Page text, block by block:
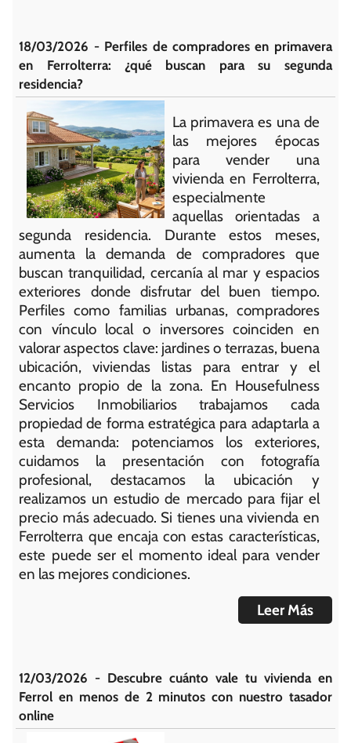
18/03/2026 - Perfiles de compradores en primavera
en Ferrolterra: ¿qué buscan para su segunda
residencia?
La primavera es una de
las mejores épocas
para vender una
vivienda en Ferrolterra,
especialmente
aquellas orientadas a
segunda residencia. Durante estos meses,
aumenta la demanda de compradores que
buscan tranquilidad, cercanía al mar y espacios
exteriores donde disfrutar del buen tiempo.
Perfiles como familias urbanas, compradores
con vínculo local o inversores coinciden en
valorar aspectos clave: jardines o terrazas, buena
ubicación, viviendas listas para entrar y el
encanto propio de la zona. En Housefulness
Servicios Inmobiliarios trabajamos cada
propiedad de forma estratégica para adaptarla a
esta demanda: potenciamos los exteriores,
cuidamos la presentación con fotografía
profesional, destacamos la ubicación y
realizamos un estudio de mercado para fijar el
precio más adecuado. Si tienes una vivienda en
Ferrolterra que encaja con estas características,
este puede ser el momento ideal para vender
en las mejores condiciones.
Leer Más
12/03/2026 - Descubre cuánto vale tu vivienda en
Ferrol en menos de 2 minutos con nuestro tasador
online